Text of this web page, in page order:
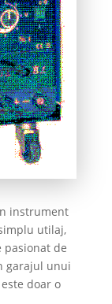
instrument
utilaj,
de
garajul unui
doar o